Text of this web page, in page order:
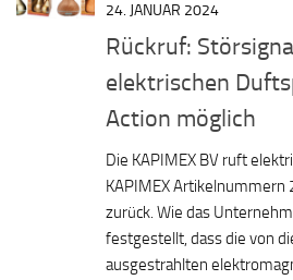
24. JANUAR 2024
Rückruf:
elektrischen
Action möglich
Die KAPIMEX BV ruft
KAPIMEX
zurück. Wie das
festgestellt, dass die von
ausgestrahlten